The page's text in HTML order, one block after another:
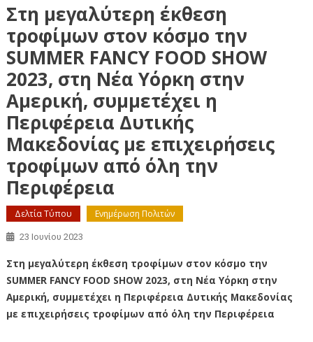
Στη μεγαλύτερη έκθεση
τροφίμων στον κόσμο την
SUMMER FANCY FOOD SHOW
2023, στη Νέα Υόρκη στην
Αμερική, συμμετέχει η
Περιφέρεια Δυτικής
Μακεδονίας με επιχειρήσεις
τροφίμων από όλη την
Περιφέρεια
Δελτία Τύπου Ενημέρωση Πολιτών
23 Ιουνίου 2023
Στη μεγαλύτερη έκθεση τροφίμων στον κόσμο την
SUMMER FANCY FOOD SHOW 2023, στη Νέα Υόρκη στην
Αμερική, συμμετέχει η Περιφέρεια Δυτικής Μακεδονίας
με επιχειρήσεις τροφίμων από όλη την Περιφέρεια